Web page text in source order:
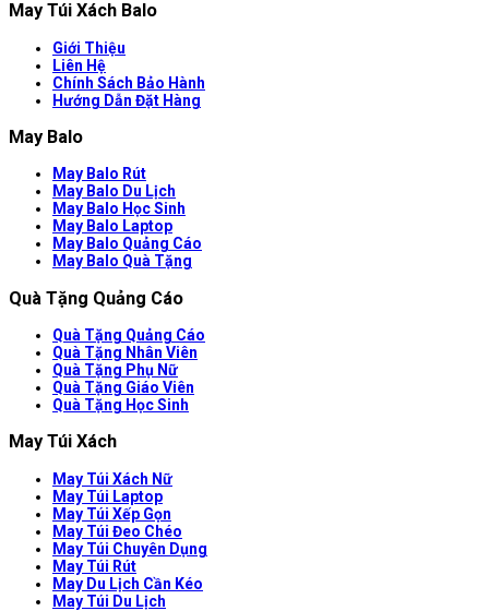
May Túi Xách Balo
Giới Thiệu
Liên Hệ
Chính Sách Bảo Hành
Hướng Dẫn Đặt Hàng
May Balo
May Balo Rút
May Balo Du Lịch
May Balo Học Sinh
May Balo Laptop
May Balo Quảng Cáo
May Balo Quà Tặng
Quà Tặng Quảng Cáo
Quà Tặng Quảng Cáo
Quà Tặng Nhân Viên
Quà Tặng Phụ Nữ
Quà Tặng Giáo Viên
Quà Tặng Học Sinh
May Túi Xách
May Túi Xách Nữ
May Túi Laptop
May Túi Xếp Gọn
May Túi Đeo Chéo
May Túi Chuyên Dụng
May Túi Rút
May Du Lịch Cần Kéo
May Túi Du Lịch